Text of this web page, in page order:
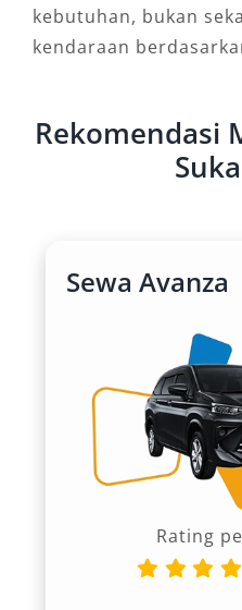
kebutuhan, bukan
kendaraan
Rekomendasi
Sewa Avanza
Rating